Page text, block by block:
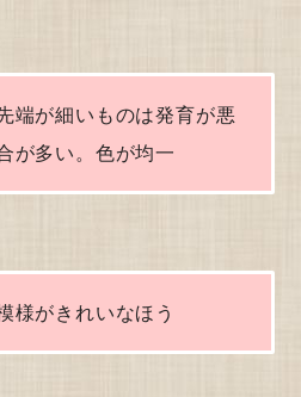
端が細いものは発育が悪
が多い。色が均一
様がきれいなほう